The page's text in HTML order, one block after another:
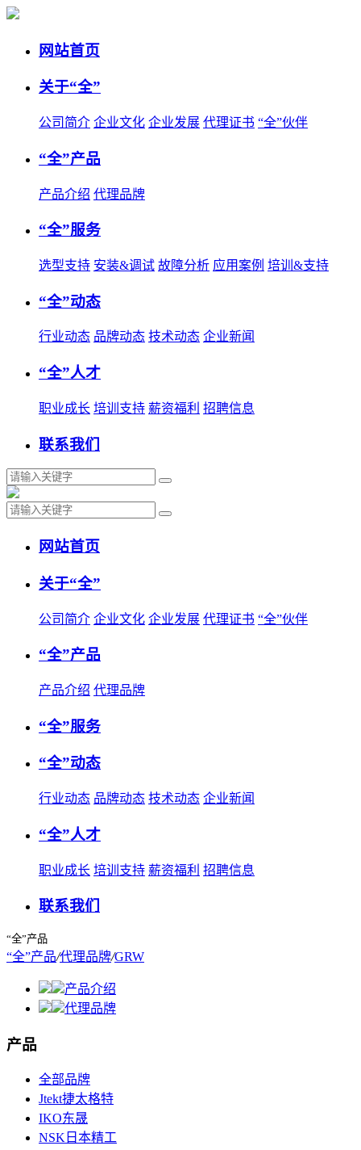
网站首页
关于“全”
公司简介 企业文化 企业发展 代理证书 “全”伙伴
“全”产品
产品介绍 代理品牌
“全”服务
选型支持 安装&调试 故障分析 应用案例 培训&支持
“全”动态
行业动态 品牌动态 技术动态 企业新闻
“全”人才
职业成长 培训支持 薪资福利 招聘信息
联系我们
网站首页
关于“全”
公司简介 企业文化 企业发展 代理证书 “全”伙伴
“全”产品
产品介绍 代理品牌
“全”服务
“全”动态
行业动态 品牌动态 技术动态 企业新闻
“全”人才
职业成长 培训支持 薪资福利 招聘信息
联系我们
“全”产品
“全”产品/代理品牌/GRW
产品介绍
代理品牌
产品
全部品牌
Jtekt捷太格特
IKO东晟
NSK日本精工